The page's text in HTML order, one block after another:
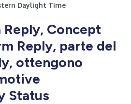
Daylight Time
Reply, Concept
Reply, parte del
ottengono
Status